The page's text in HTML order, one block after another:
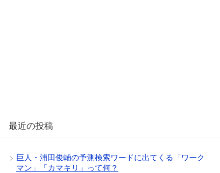
最近の投稿
巨人・浦田俊輔の予測検索ワードに出てくる「ワーク
マン」「カマキリ」って何？